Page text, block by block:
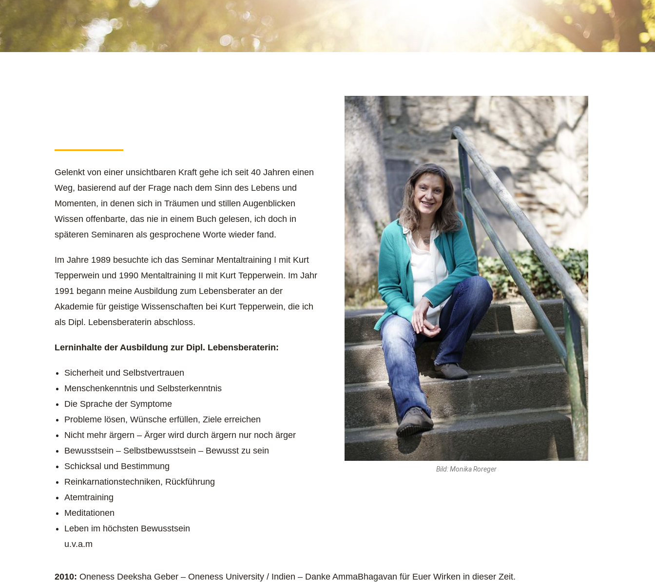
Gelenkt von einer unsichtbaren Kraft gehe ich seit 40 Jahren einen
Weg, basierend auf der Frage nach dem Sinn des Lebens und
Momenten, in denen sich in Träumen und stillen Augenblicken
Wissen offenbarte, das nie in einem Buch gelesen, ich doch in
späteren Seminaren als gesprochene Worte wieder fand.
Im Jahre 1989 besuchte ich das Seminar Mentaltraining I mit Kurt
Tepperwein und 1990 Mentaltraining II mit Kurt Tepperwein. Im Jahr
1991 begann meine Ausbildung zum Lebensberater an der
Akademie für geistige Wissenschaften bei Kurt Tepperwein, die ich
als Dipl. Lebensberaterin abschloss.
Lerninhalte der Ausbildung zur Dipl. Lebensberaterin:
Sicherheit und Selbstvertrauen
Menschenkenntnis und Selbsterkenntnis
Die Sprache der Symptome
Probleme lösen, Wünsche erfüllen, Ziele erreichen
Nicht mehr ärgern – Ärger wird durch ärgern nur noch ärger
Bewusstsein – Selbstbewusstsein – Bewusst zu sein
Schicksal und Bestimmung
Reinkarnationstechniken, Rückführung
Atemtraining
Meditationen
Leben im höchsten Bewusstsein
u.v.a.m
Bild: Monika Roreger
2010: Oneness Deeksha Geber – Oneness University / Indien – Danke AmmaBhagavan für Euer Wirken in dieser Zeit.